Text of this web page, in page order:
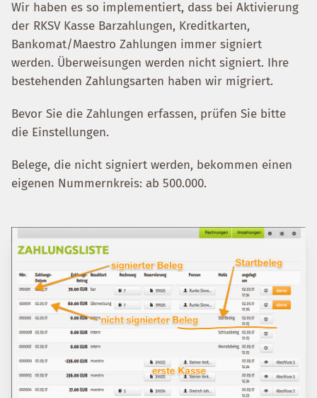
Wir haben es so implementiert, dass bei Aktivierung
der RKSV Kasse Barzahlungen, Kreditkarten,
Bankomat/Maestro Zahlungen immer signiert
werden. Überweisungen werden nicht signiert. Ihre
bestehenden Zahlungsarten haben wir migriert.
Bevor Sie die Zahlungen erfassen, prüfen Sie bitte
die Einstellungen.
Belege, die nicht signiert werden, bekommen einen
eigenen Nummernkreis: ab 500.000.